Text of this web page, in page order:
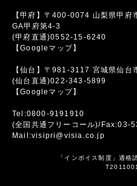
【甲府】〒400-0074 山梨県甲
GA甲府第4-3
(甲府直通)0552-15-6240
【Googleマップ】
【仙台】〒981-3117 宮城県仙
(仙台直通)022-343-5899
【Googleマップ】
Tel:0800-9191910
(全国共通フリーコール)/Fax:03-
Mail:visipri@visia.co.jp
「インボイス制度」適格